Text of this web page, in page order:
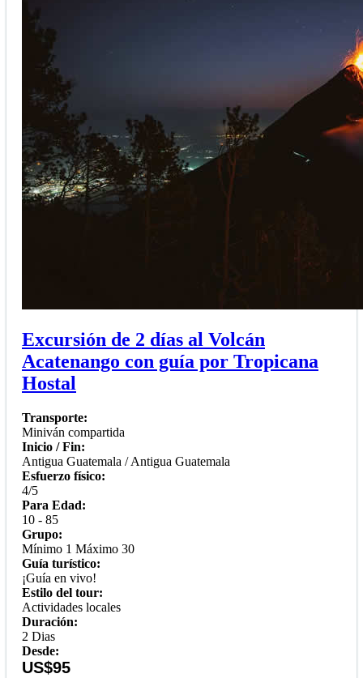
Excursión de 2 días al Volcán
Acatenango con guía por Tropicana
Hostal
Transporte:
Miniván compartida
Inicio / Fin:
Antigua Guatemala / Antigua Guatemala
Esfuerzo físico:
4/5
Para Edad:
10 - 85
Grupo:
Mínimo 1 Máximo 30
Guía turístico:
¡Guía en vivo!
Estilo del tour:
Actividades locales
Duración:
2 Dias
Desde:
US$95